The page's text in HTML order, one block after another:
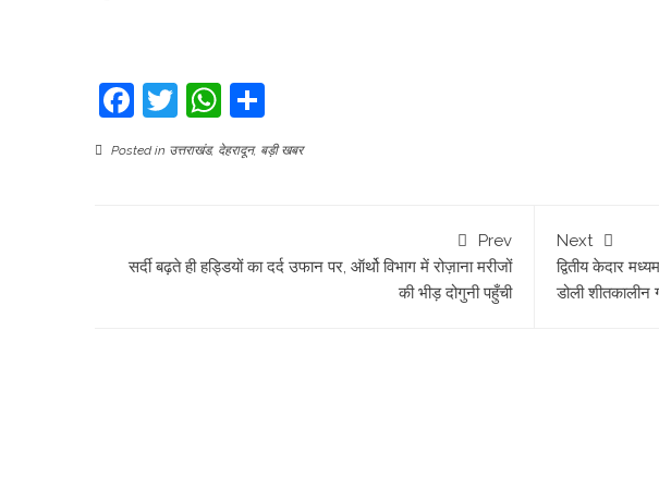
Facebook
TwitterWhatsApp
Posted in उत्तराखंड, देहरादून, बड़ी खबर
Prev
सर्दी बढ़ते ही हड्डियों का दर्द उफान पर, ऑर्थो विभाग में रोज़ाना मरीजों
की भीड़ दोगुनी पहुँची
Next
द्वितीय केदार
डोली शीतकालीन